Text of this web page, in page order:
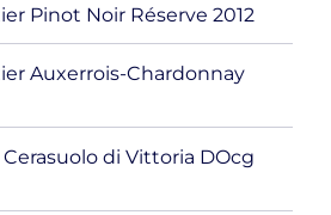
Pinot Noir Réserve 2012
Auxerrois-Chardonnay
Cerasuolo di Vittoria DOcg